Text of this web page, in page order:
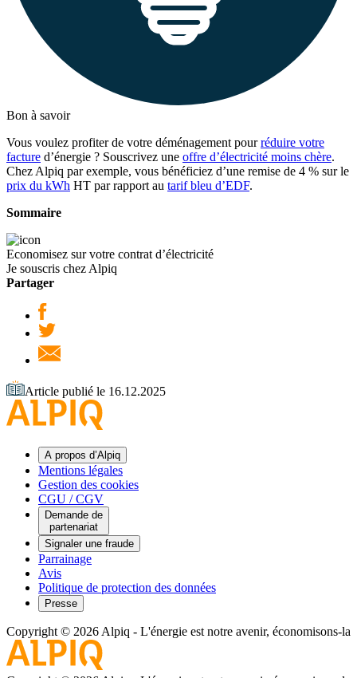
Bon à savoir
Vous voulez profiter de votre déménagement pourréduire votre
facture d’énergie ? Souscrivez une offre d’électricité moins chère.
Chez Alpiq par exemple, vous bénéficiez d’une remise de 4 % sur le
prix du kWh HT par rapport au tarif bleu d’EDF.
Sommaire
Economisez sur votre contrat d’électricité
Je souscris chez Alpiq
Partager
Article publié le 16.12.2025
A propos d’Alpiq
Mentions légales
Gestion des cookies
CGU / CGV
Demande de
partenariat
Signaler une fraude
Parrainage
Avis
Politique de protection des données
Presse
Copyright © 2026 Alpiq - L'énergie est notre avenir, économisons-la